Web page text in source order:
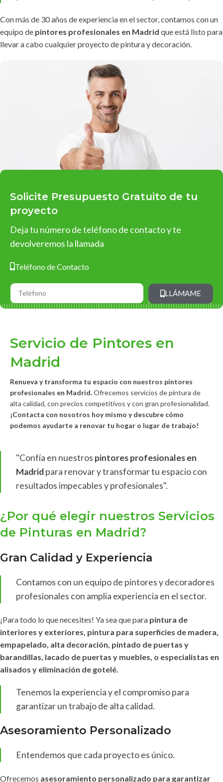
Con más de 30 años de experiencia en el sector, contamos con un
equipo de pintores profesionales en Madrid que está listo para
llevar a cabo cualquier proyecto de pintura y decoración.
Solicite Presupuesto Gratuito de tu
proyecto
Deja tu número de teléfono de contacto y te
devolveremos la llamada
Teléfono de Contacto
LLÁMAME
Servicio de Pintores en
Madrid
Renueva y transforma tu espacio con nuestros pintores
profesionales en Madrid.Ofrecemos servicios de pintura de
alta calidad, con precios competitivos y con gran profesionalidad.
¡Contacta con nosotros hoy mismo y descubre cómo
podemos ayudarte a renovar tu hogar o lugar de trabajo!
"Confía en nuestros pintores profesionales en
Madridpara renovar y transformar tu espacio con
resultados impecables y profesionales".
¿Por qué elegir nuestros Servicios
de Pinturas en Madrid?
Gran Calidad y Experiencia
Contamos con un equipo de pintores y decoradores
profesionales con amplia experiencia en el sector.
¡Para todo lo que necesites! Ya sea que para pintura de
interiores y exteriores, pintura para superficies de madera,
empapelado, alta decoración, pintado de puertas y
barandillas, lacado de puertas y muebles, o especialistas en
alisados y eliminación de gotelé.
Tenemos la experiencia y el compromiso para
garantizar un trabajo de alta calidad.
Asesoramiento Personalizado
Entendemos que cada proyecto es único.
Ofrecemos asesoramiento personalizado para garantizar